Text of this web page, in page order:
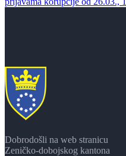
Dobrodošli na web stranicu
Zeničko-dobojskog kantona